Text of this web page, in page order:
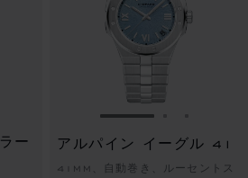
1
ライドに移動 3
ー
スライドに移動 1
アルパイン イーグル 41
41MM、自動巻き、ルーセントス